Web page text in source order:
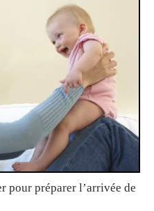
pour préparer l’arrivée de